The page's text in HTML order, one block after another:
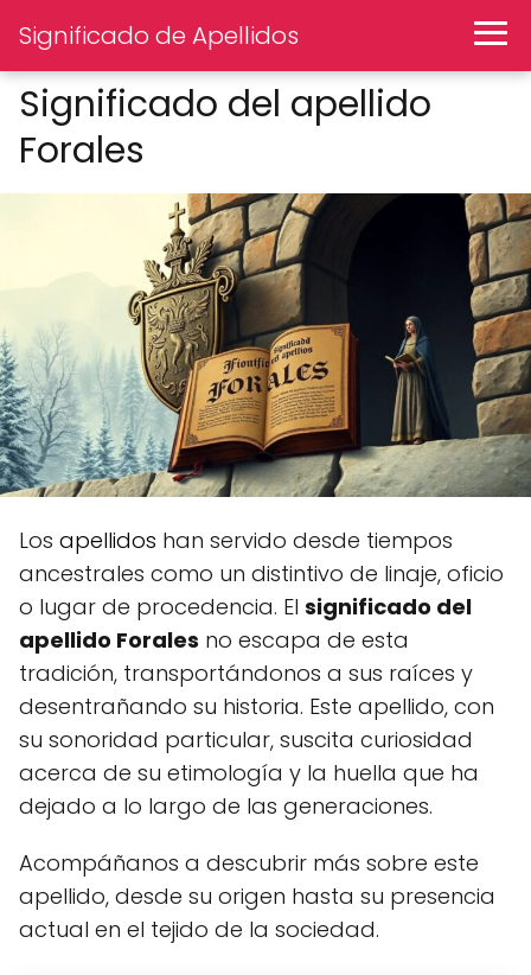
Significado de Apellidos
Significado del apellido
Forales
Los apellidos han servido desde tiempos
ancestrales como un distintivo de linaje, oficio
o lugar de procedencia. El significado del
apellido Forales no escapa de esta
tradición, transportándonos a sus raíces y
desentrañando su historia. Este apellido, con
su sonoridad particular, suscita curiosidad
acerca de su etimología y la huella que ha
dejado a lo largo de las generaciones.
Acompáñanos a descubrir más sobre este
apellido, desde su origen hasta su presencia
actual en el tejido de la sociedad.